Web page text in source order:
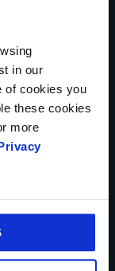
in our
of cookies you
these cookies
more
(5 Mb) por
de privacidad.